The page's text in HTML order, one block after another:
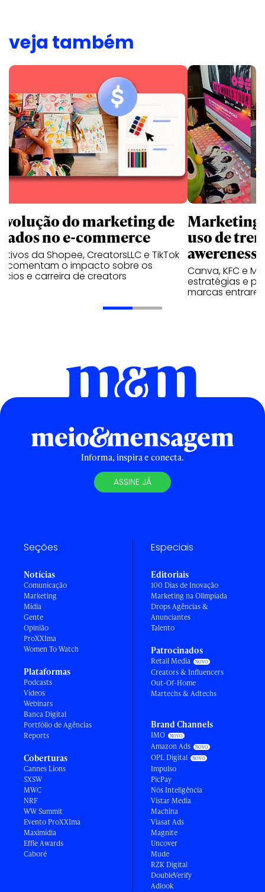
veja também
do marketing de
no e-commerce
da Shopee, CreatorsLLC e TikTok
comentam o impacto sobre os
e carreira de creators
Marketing
uso de
awereness
Canva, KFC e
estratégias e
marcas
Informa, inspira e conecta.
ASSINE JÁ
Seções
Notícias
Comunicação
Marketing
Mídia
Gente
Opinião
ProXXIma
Women To Watch
Plataformas
Podcasts
Vídeos
Webinars
Banca Digital
Portfólio de Agências
Reports
Coberturas
Cannes Lions
SXSW
MWC
NRF
WW Summit
Evento ProXXIma
Maximídia
Effie Awards
Caboré
Especiais
Editoriais
100 Dias de Inovação
Marketing na Olimpíada
Drops Agências &
Anunciantes
Talento
Patrocinados
Retail Media
Creators & Influencers
Out-Of-Home
Martechs & Adtechs
Brand Channels
IMO
Amazon Ads
OPL Digital
Impulso
PicPay
Nós Inteligência
Vistar Media
Machina
Viasat Ads
Magnite
Uncover
Mude
RZK Digital
DoubleVerify
Adlook